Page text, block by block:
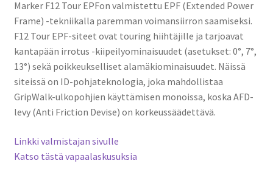
Marker F12 Tour EPFon valmistettu EPF (Extended Power
Frame) -tekniikalla paremman voimansiirron saamiseksi.
F12 Tour EPF-siteet ovat touring hiihtäjille ja tarjoavat
kantapään irrotus -kiipeilyominaisuudet (asetukset: 0°, 7°,
13°) sekä poikkeukselliset alamäkiominaisuudet. Näissä
siteissä on ID-pohjateknologia, joka mahdollistaa
GripWalk-ulkopohjien käyttämisen monoissa, koska AFD-
levy (Anti Friction Devise) on korkeussäädettävä.
Linkki valmistajan sivulle
Katso tästä vapaalaskusuksia